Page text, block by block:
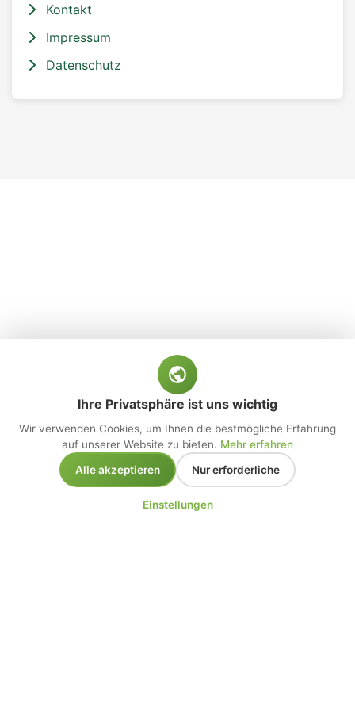
Kontakt
Impressum
Datenschutz
Ihre Privatsphäre ist uns wichtig
Wir verwenden Cookies, um Ihnen die bestmögliche Erfahrung
auf unserer Website zu bieten. Mehr erfahren
Alle akzeptieren
Nur erforderliche
Einstellungen